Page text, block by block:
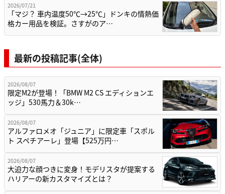
2026/07/21
「マジ？ 車内温度50℃→25℃」ドンキの情熱価
格カー用品を検証。さすがのア…
最新の投稿記事(全体)
2026/08/07
限定M2が登場！「BMW M2 CS エディションエ
ッジ」530馬力＆30k…
2026/08/07
アルファロメオ「ジュニア」に限定車「スポル
ト スペチアーレ」登場【525万円…
2026/08/07
大迫力な顔つきに変身！モデリスタが提案する
ハリアーの新カスタマイズとは？